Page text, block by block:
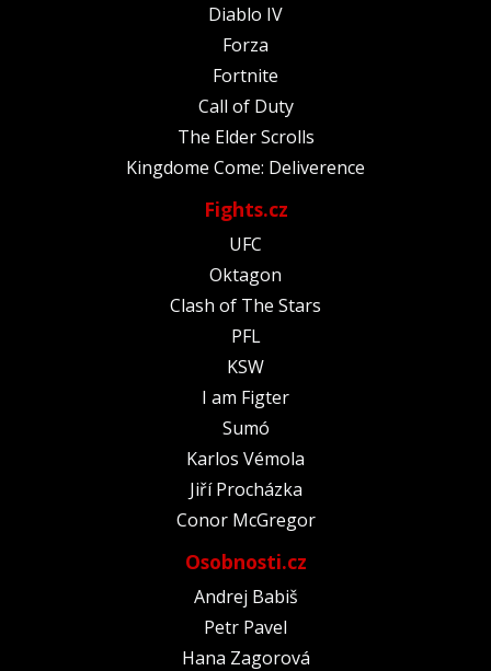
Diablo IV
Forza
Fortnite
Call of Duty
The Elder Scrolls
Kingdome Come: Deliverence
Fights.cz
UFC
Oktagon
Clash of The Stars
PFL
KSW
I am Figter
Sumó
Karlos Vémola
Jiří Procházka
Conor McGregor
Osobnosti.cz
Andrej Babiš
Petr Pavel
Hana Zagorová